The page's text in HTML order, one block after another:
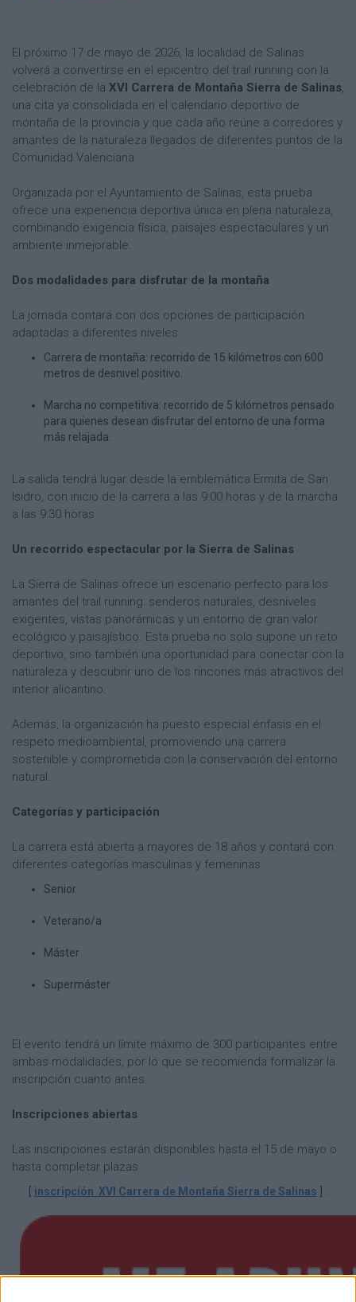
El próximo 17 de mayo de 2026, la localidad de Salinas
volverá a convertirse en el epicentro del trail running con la
celebración de la XVI Carrera de Montaña Sierra de Salinas,
una cita ya consolidada en el calendario deportivo de
montaña de la provincia y que cada año reúne a corredores y
amantes de la naturaleza llegados de diferentes puntos de la
Comunidad Valenciana.
Organizada por el Ayuntamiento de Salinas, esta prueba
ofrece una experiencia deportiva única en plena naturaleza,
combinando exigencia física, paisajes espectaculares y un
ambiente inmejorable.
Dos modalidades para disfrutar de la montaña
La jornada contará con dos opciones de participación
adaptadas a diferentes niveles:
Carrera de montaña: recorrido de 15 kilómetros con 600
metros de desnivel positivo.
Marcha no competitiva: recorrido de 5 kilómetros pensado
para quienes desean disfrutar del entorno de una forma
más relajada.
La salida tendrá lugar desde la emblemática Ermita de San
Isidro, con inicio de la carrera a las 9:00 horas y de la marcha
a las 9:30 horas.
Un recorrido espectacular por la Sierra de Salinas
La Sierra de Salinas ofrece un escenario perfecto para los
amantes del trail running: senderos naturales, desniveles
exigentes, vistas panorámicas y un entorno de gran valor
ecológico y paisajístico. Esta prueba no solo supone un reto
deportivo, sino también una oportunidad para conectar con la
naturaleza y descubrir uno de los rincones más atractivos del
interior alicantino.
Además, la organización ha puesto especial énfasis en el
respeto medioambiental, promoviendo una carrera
sostenible y comprometida con la conservación del entorno
natural.
Categorías y participación
La carrera está abierta a mayores de 18 años y contará con
diferentes categorías masculinas y femeninas:
Senior
Veterano/a
Máster
Supermáster
El evento tendrá un límite máximo de 300 participantes entre
ambas modalidades, por lo que se recomienda formalizar la
inscripción cuanto antes.
Inscripciones abiertas
Las inscripciones estarán disponibles hasta el 15 de mayo o
hasta completar plazas
inscripción XVI Carrera de Montaña Sierra de Salinas